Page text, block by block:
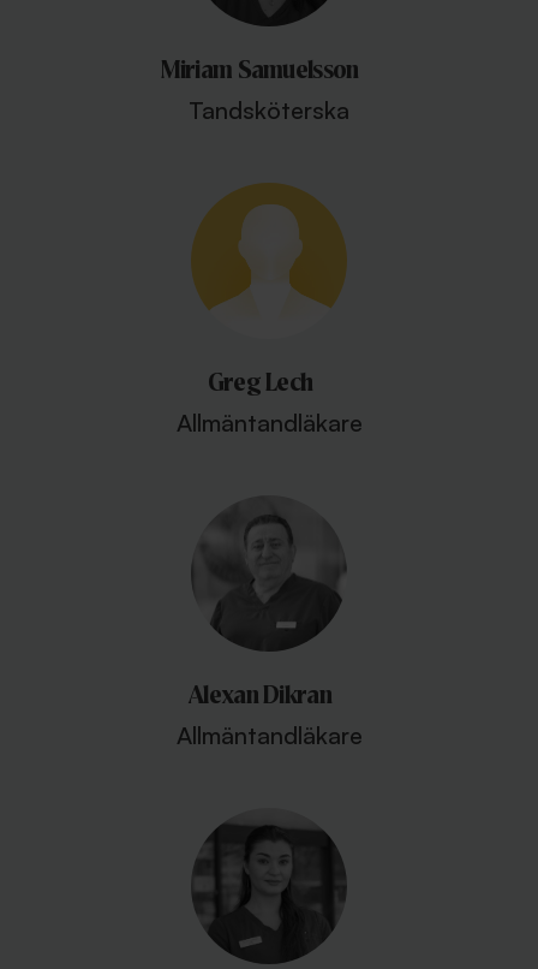
Miriam Samuelsson
Tandsköterska
Greg Lech
Allmäntandläkare
Alexan Dikran
Allmäntandläkare